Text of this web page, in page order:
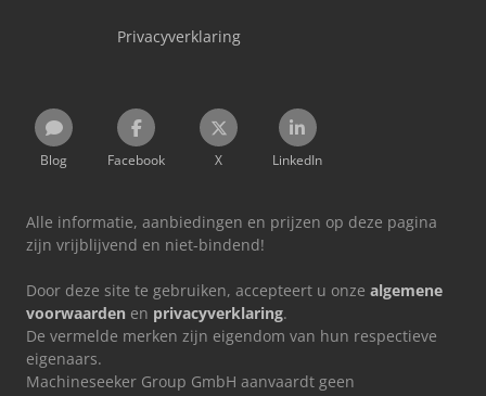
Privacyverklaring
Blog Facebook X LinkedIn
Alle informatie, aanbiedingen en prijzen op deze pagina
zijn vrijblijvend en niet-bindend!
Door deze site te gebruiken, accepteert u onze algemene
voorwaarden en privacyverklaring.
De vermelde merken zijn eigendom van hun respectieve
eigenaars.
Machineseeker Group GmbH aanvaardt geen